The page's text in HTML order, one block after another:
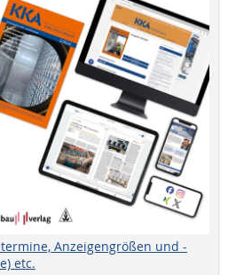
Anzeigengrößen und -
etc.